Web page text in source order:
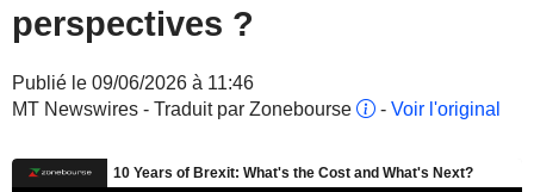
perspectives ?
Publié le 09/06/2026 à 11:46
MT Newswires - Traduit par Zonebourse
- Voir l'original